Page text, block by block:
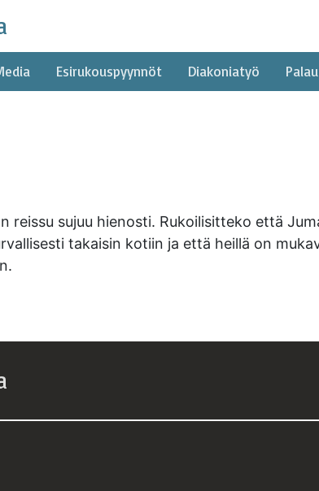
Esirukouspyynnöt Diakoniatyö
sujuu hienosti. Rukoilisitteko että
takaisin kotiin ja että heillä on